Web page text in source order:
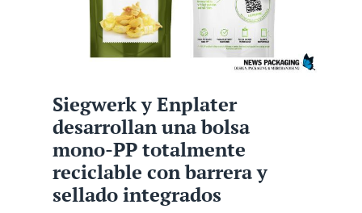
Siegwerk y Enplater
desarrollan una bolsa
mono-PP totalmente
reciclable con barrera y
sellado integrados